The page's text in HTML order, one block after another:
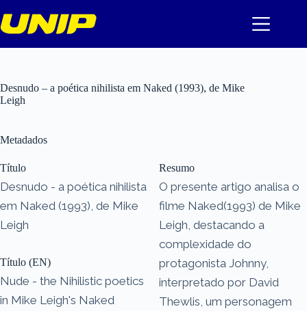
para
o
Desnudo – a poética nihilista em Naked (1993), de Mike
Leigh
Metadados
Título
Desnudo - a poética nihilista
em Naked (1993), de Mike
Leigh
Título (EN)
Nude - the Nihilistic poetics
in Mike Leigh's Naked
Resumo
O presente artigo analisa o
filme Naked(1993) de Mike
Leigh, destacando a
complexidade do
protagonista Johnny,
interpretado por David
Thewlis, um personagem